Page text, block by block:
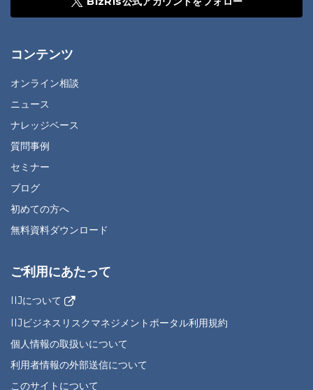
コンテンツ
オンライン相談
ニュース
ナレッジベース
質問事例
セミナー
ブログ
初めての方へ
無料資料ダウンロード
ご利用にあたって
IIJについて
IIJビジネスリスクマネジメントポータル利用規約
個人情報の取扱いについて
利用者情報の外部送信について
このサイトについて